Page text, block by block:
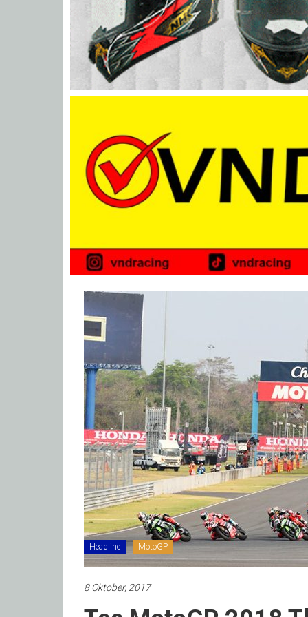
Headline MotoGP
8 Oktober, 2017